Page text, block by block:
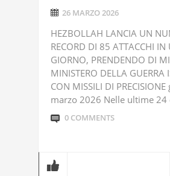
26 MARZO 2026
HEZBOLLAH LANCIA UN
RECORD DI 85 ATTACCHI IN
GIORNO, PRENDENDO DI
MINISTERO DELLA GUERRA
CON MISSILI DI
marzo 2026 Nelle ultime 24
0 COMMENTS